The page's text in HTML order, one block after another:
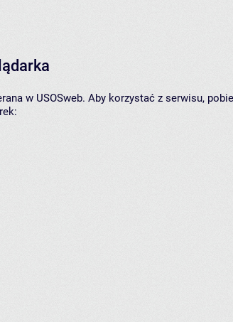
w USOSweb. Aby korzystać z serwisu,